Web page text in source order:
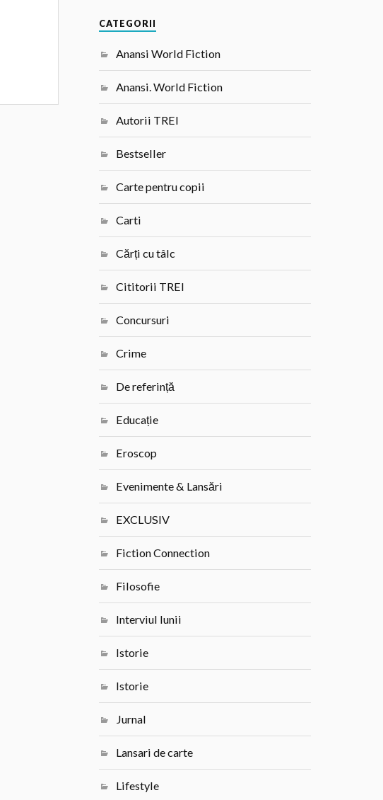
CATEGORII
Anansi World Fiction
Anansi. World Fiction
Autorii TREI
Bestseller
Carte pentru copii
Carti
Cărți cu tâlc
Cititorii TREI
Concursuri
Crime
De referință
Educație
Eroscop
Evenimente & Lansări
EXCLUSIV
Fiction Connection
Filosofie
Interviul lunii
Istorie
Istorie
Jurnal
Lansari de carte
Lifestyle